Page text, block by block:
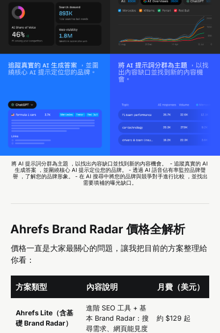
將 AI 提示詞分群為主題 ，以找出內容缺口並找到新的內容機會。
- 追蹤真實的 AI
生成答案 ，並圍繞核心 AI 提示定位您的品牌。
- 透過 AI 語音佔有率監控品牌聲
譽 ，了解您的品牌形象。
- 在 AI 搜尋中將您的品牌與競爭對手進行比較 ，並找出
需要填補的曝光缺口。
Ahrefs Brand Radar 價格全解析
價格一直是大家最關心的問題，讓我把目前的方案整理給
你看：
方案類型 內容說明 月費（美元）
Ahrefs Lite（含基
礎 Brand Radar）
進階 SEO 工具 + 基
本 Brand Radar：搜
尋需求、網頁能見度
約 $129 起